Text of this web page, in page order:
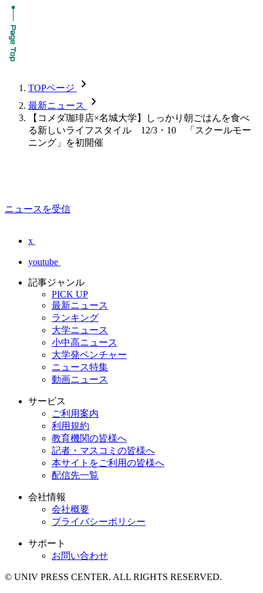
TOPページ chevron_forward
最新ニュース chevron_forward
【コメダ珈琲店×名城大学】しっかり朝ごはんを食べ
る新しいライフスタイル 12/3・10 「スクールモー
ニング」を初開催
ニュースを受信
x
youtube
記事ジャンル
PICK UP
最新ニュース
ランキング
大学ニュース
小中高ニュース
大学発ベンチャー
ニュース特集
動画ニュース
サービス
ご利用案内
利用規約
教育機関の皆様へ
記者・マスコミの皆様へ
本サイトをご利用の皆様へ
配信先一覧
会社情報
会社概要
プライバシーポリシー
サポート
お問い合わせ
© UNIV PRESS CENTER. ALL RIGHTS RESERVED.